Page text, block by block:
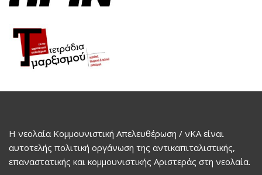
Η νεολαία Κομμουνιστική Απελευθέρωση / νΚΑ είναι
αυτοτελής πολιτική οργάνωση της αντικαπιταλιστικής,
επαναστατικής και κομμουνιστικής Αριστεράς στη νεολαία.